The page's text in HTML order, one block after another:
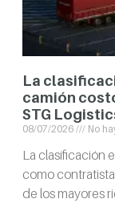
La
camión
STG
08/07/2026 No
La clasificación
como
de los mayores